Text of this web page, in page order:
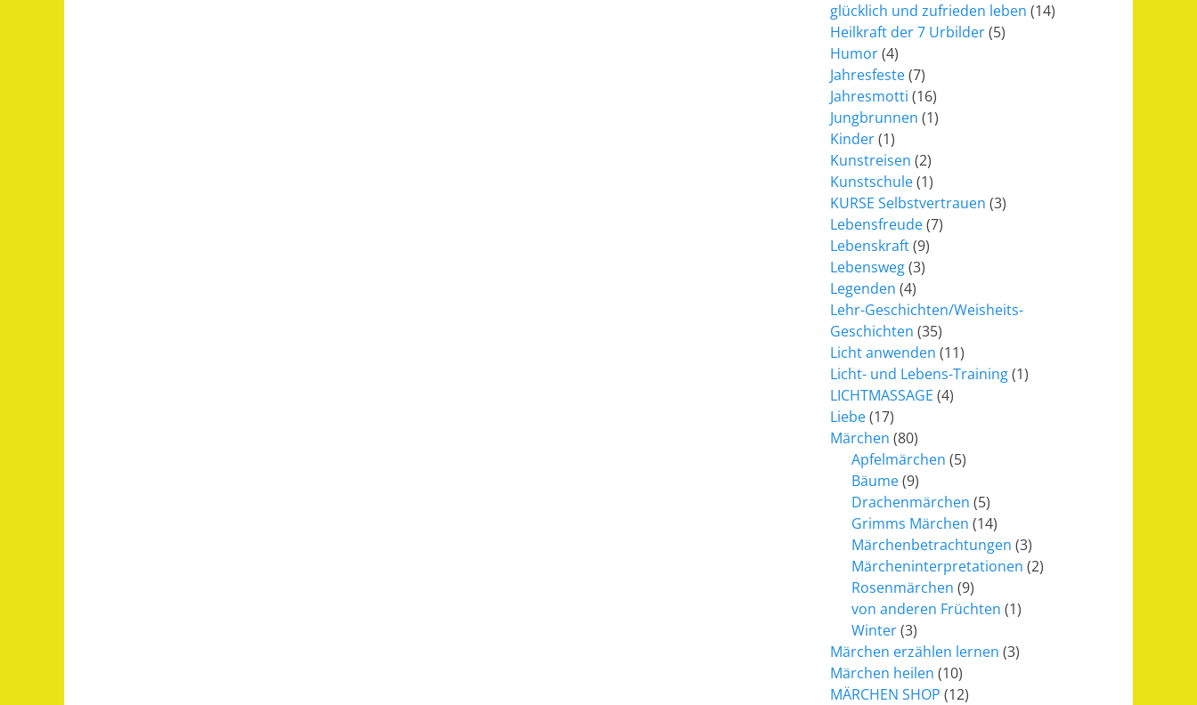
glücklich und zufrieden leben (14)
Heilkraft der 7 Urbilder(5)
Humor(4)
Jahresfeste(7)
Jahresmotti (16)
Jungbrunnen (1)
Kinder(1)
Kunstreisen (2)
Kunstschule(1)
KURSE Selbstvertrauen (3)
Lebensfreude(7)
Lebenskraft(9)
Lebensweg(3)
Legenden (4)
Lehr-Geschichten/Weisheits-
Geschichten (35)
Licht anwenden (11)
Licht- und Lebens-Training(1)
LICHTMASSAGE (4)
Liebe(17)
Märchen (80)
Apfelmärchen (5)
Bäume(9)
Drachenmärchen (5)
Grimms Märchen (14)
Märchenbetrachtungen (3)
Märcheninterpretationen (2)
Rosenmärchen (9)
von anderen Früchten (1)
Winter(3)
Märchen erzählen lernen (3)
Märchen heilen (10)
MÄRCHEN SHOP (12)